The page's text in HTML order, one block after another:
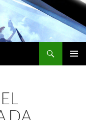
DA